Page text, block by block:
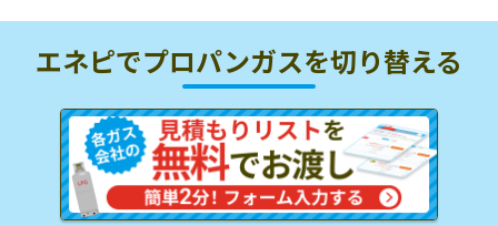
エネピでプロパンガスを切り替える